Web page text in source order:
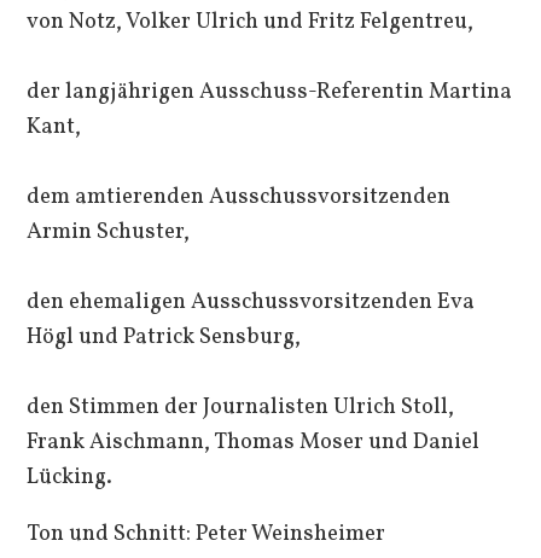
von Notz, Volker Ulrich und Fritz Felgentreu,
der langjährigen Ausschuss-Referentin Martina
Kant,
dem amtierenden Ausschussvorsitzenden
Armin Schuster,
den ehemaligen Ausschussvorsitzenden Eva
Högl und Patrick Sensburg,
den Stimmen der Journalisten Ulrich Stoll,
Frank Aischmann, Thomas Moser und Daniel
Lücking.
Ton und Schnitt: Peter Weinsheimer